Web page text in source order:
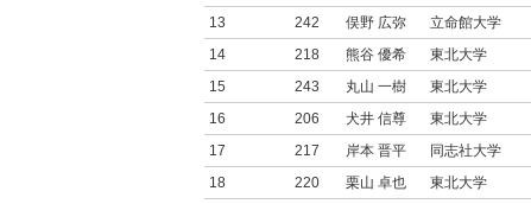
13
242 俣野 広弥 立命館大学
14
218 熊谷 優希 東北大学
15
243 丸山 一樹 東北大学
16
206 犬井 信尊 東北大学
17
217 岸本 晋平 同志社大学
18
220 栗山 卓也 東北大学